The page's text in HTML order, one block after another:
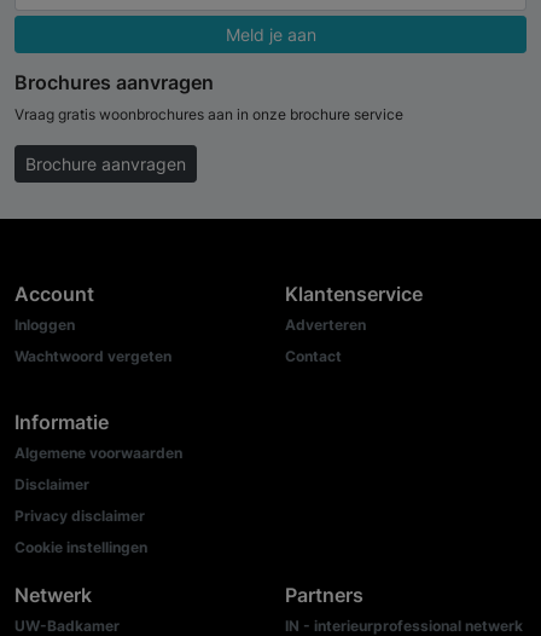
Meld je aan
Brochures aanvragen
Vraag gratis woonbrochures aan in onze brochure service
Brochure aanvragen
Account
Inloggen
Wachtwoord vergeten
Informatie
Algemene voorwaarden
Disclaimer
Privacy disclaimer
Cookie instellingen
Klantenservice
Adverteren
Contact
Netwerk
UW-Badkamer
Partners
IN - interieurprofessional netwerk